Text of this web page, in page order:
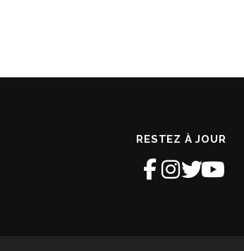
RESTEZ À JOUR